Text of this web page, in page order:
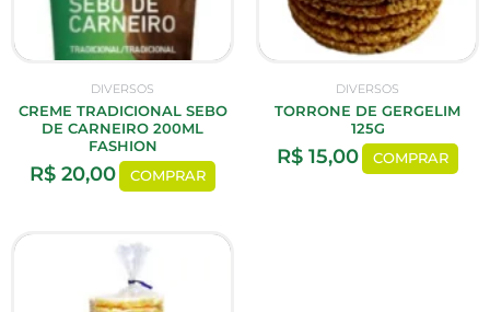
DIVERSOS
CREME TRADICIONAL SEBO
DE CARNEIRO 200ML
FASHION
R$20,00 COMPRAR
DIVERSOS
TORRONE DE GERGELIM
125G
R$15,00 COMPRAR